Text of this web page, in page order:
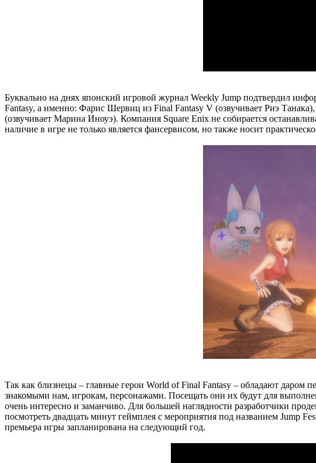
Буквально на днях японский игровой журнал Weekly Jump подтвердил
Fantasy, а именно: Фарис Шервиц из Final Fantasy V (озвучивает Риэ
(озвучивает Марина Иноуэ). Компания Square Enix не собирается
наличие в игре не только является фансервисом, но также носит
Так как близнецы – главные герои World of Final Fantasy – обладают даром
знакомыми нам, игрокам, персонажами. Посещать они их будут для
очень интересно и заманчиво. Для большей наглядности разработчики
посмотреть двадцать минут геймплея с мероприятия под названием Jump
премьера игры запланирована на следующий год.